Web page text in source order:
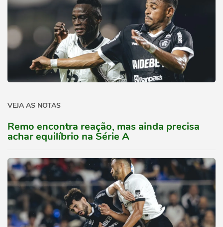
VEJA AS NOTAS
Remo encontra reação, mas ainda precisa
achar equilíbrio na Série A